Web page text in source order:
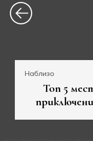
Наблизо
Топ 5